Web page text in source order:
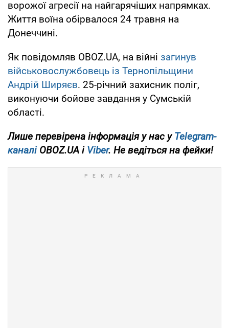
ворожої агресії на найгарячіших напрямках.
Життя воїна обірвалося 24 травня на
Донеччині.
Як повідомляв OBOZ.UA, на війні загинув
військовослужбовець із Тернопільщини
Андрій Ширяєв. 25-річний захисник поліг,
виконуючи бойове завдання у Сумській
області.
Лише перевірена інформація у нас уTelegram-
каналіOBOZ.UA і Viber. Не ведіться на фейки!